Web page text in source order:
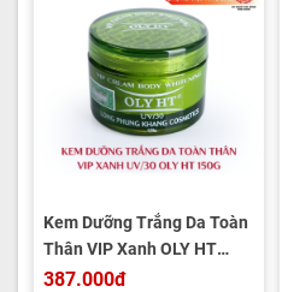
Kem Dưỡng Trắng Da Toàn
Thân VIP Xanh OLY HT
150G
387.000đ